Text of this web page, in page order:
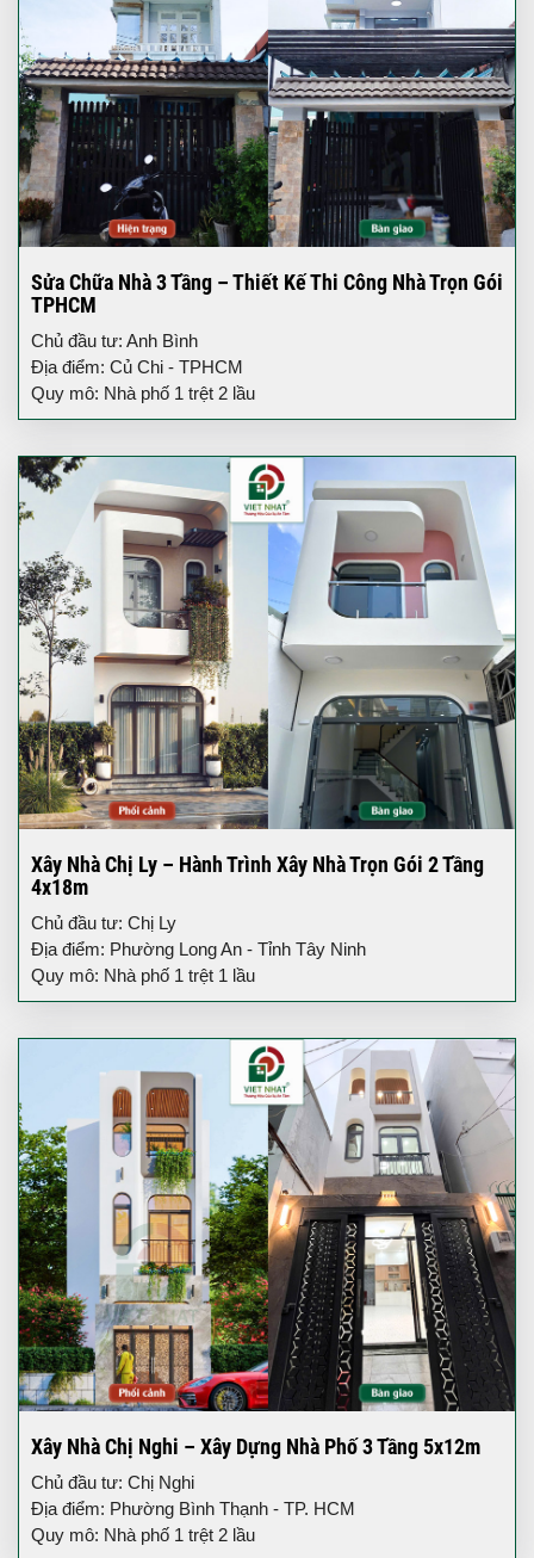
Sửa Chữa Nhà 3 Tầng – Thiết Kế Thi Công Nhà Trọn Gói
TPHCM
Chủ đầu tư: Anh Bình
Địa điểm: Củ Chi - TPHCM
Quy mô: Nhà phố 1 trệt 2 lầu
Xây Nhà Chị Ly – Hành Trình Xây Nhà Trọn Gói 2 Tầng
4x18m
Chủ đầu tư: Chị Ly
Địa điểm: Phường Long An - Tỉnh Tây Ninh
Quy mô: Nhà phố 1 trệt 1 lầu
Xây Nhà Chị Nghi – Xây Dựng Nhà Phố 3 Tầng 5x12m
Chủ đầu tư: Chị Nghi
Địa điểm: Phường Bình Thạnh - TP. HCM
Quy mô: Nhà phố 1 trệt 2 lầu